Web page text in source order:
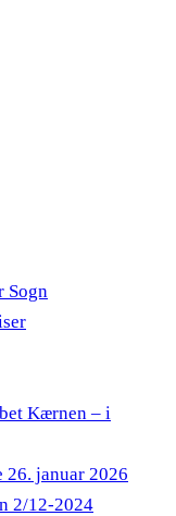
Sogn
Kærnen – i
26. januar 2026
2/12-2024